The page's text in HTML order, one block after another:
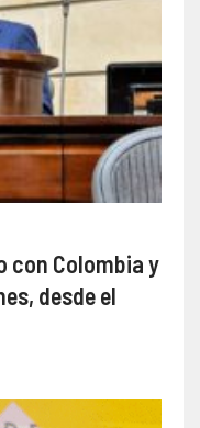
con Colombia y
desde el